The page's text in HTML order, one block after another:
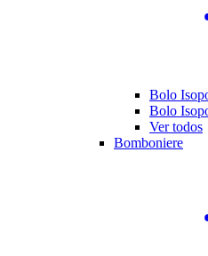
Bolo
Bolo
Ver todos
Bomboniere